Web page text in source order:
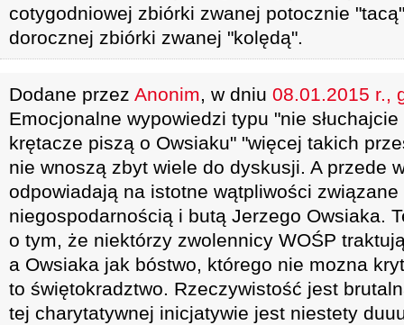
cotygodniowej zbiórki zwanej potocznie
dorocznej zbiórki zwanej "kolędą".
Dodane przez Anonim, w dniu 08.01.2015 r.,
Emocjonalne wypowiedzi typu "nie
krętacze piszą o Owsiaku" "więcej takich
nie wnoszą zbyt wiele do dyskusji. A przede
odpowiadają na istotne wątpliwości
niegospodarnością i butą Jerzego Owsiaka.
o tym, że niektórzy zwolennicy WOŚP
a Owsiaka jak bóstwo, którego nie mozna
to świętokradztwo. Rzeczywistość jest
tej charytatywnej inicjatywie jest niestety